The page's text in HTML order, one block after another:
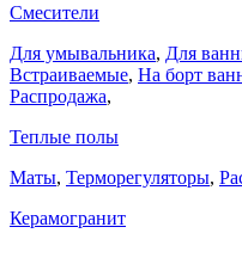
Смесители
Для умывальника, Для
Встраиваемые, На борт
Распродажа,
Теплые полы
Маты, Терморегуляторы,
Керамогранит